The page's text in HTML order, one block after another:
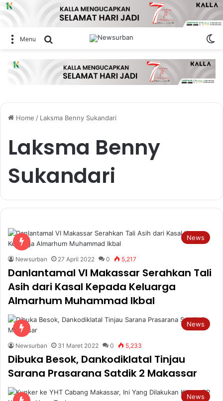
Menu Search for
Home / Laksma Benny Sukandari
Laksma Benny
Sukandari
News
Newsurban 27 April 2022 0 5,217
Danlantamal VI Makassar Serahkan Tali
Asih dari Kasal Kepada Keluarga
Almarhum Muhammad Ikbal
News
Newsurban 31 Maret 2022 0 5,233
Dibuka Besok, Dankodiklatal Tinjau
Sarana Prasarana Satdik 2 Makassar
News